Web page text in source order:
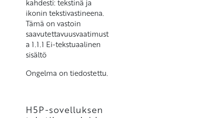
kahdesti: tekstinä ja
ikonin tekstivastineena.
Tämä on vastoin
saavutettavuusvaatimust
a 1.1.1 Ei-tekstuaalinen
sisältö
Ongelma on tiedostettu.
H5P-sovelluksen